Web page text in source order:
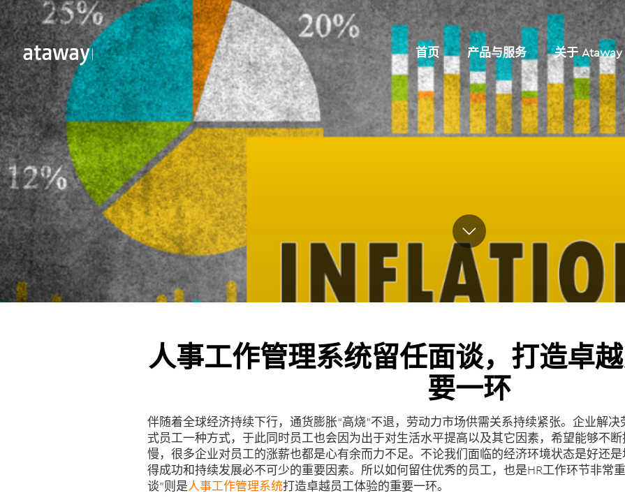
首页 产品与服务 关于 Ataway
人事工作管理系统留任面谈，打造卓
要一环
伴随着全球经济持续下行，通货膨胀“高烧”不退，劳动力市场供需关系持续紧张。企业解
式员工一种方式，于此同时员工也会因为出于对生活水平提高以及其它因素，希望能够不
慢，很多企业对员工的涨薪也都是心有余而力不足。不论我们面临的经济环境状态是好还
得成功和持续发展必不可少的重要因素。所以如何留住优秀的员工，也是HR工作环节非常
谈”则是人事工作管理系统打造卓越员工体验的重要一环。